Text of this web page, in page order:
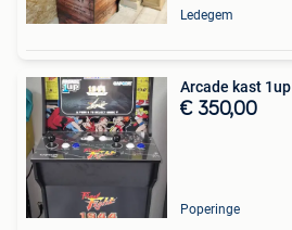
Ledegem
Arcade kast 1up
€ 350,00
Poperinge